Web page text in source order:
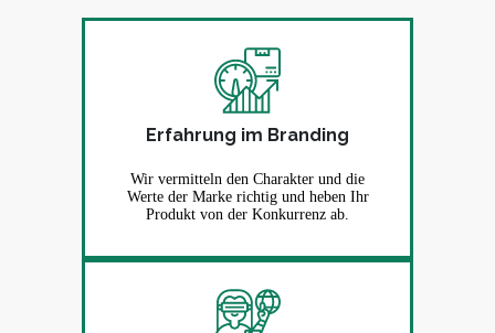
Erfahrung im Branding
Wir vermitteln den Charakter und die
Werte der Marke richtig und heben Ihr
Produkt von der Konkurrenz ab.